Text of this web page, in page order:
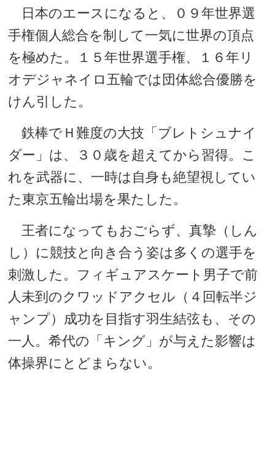
日本のエースになると、０９年世界選
手権個人総合を制して一気に世界の頂点
を極めた。１５年世界選手権、１６年リ
オデジャネイロ五輪では団体総合優勝を
けん引した。
鉄棒でＨ難度の大技「ブレトシュナイ
ダー」は、３０歳を超えてから習得。こ
れを武器に、一時は自身も絶望視してい
た東京五輪出場を果たした。
王者になってもおごらず、真摯（しん
し）に競技と向き合う姿は多くの選手を
刺激した。フィギュアスケート男子で前
人未到のクワッドアクセル（４回転半ジ
ャンプ）成功を目指す羽生結弦も、その
一人。希代の「キング」が与えた影響は
体操界にとどまらない。